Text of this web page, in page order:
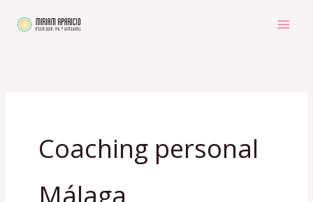
Coaching personal
Málaga